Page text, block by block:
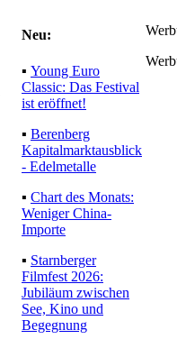
Neu:
▪ Young Euro
Classic: Das Festival
ist eröffnet!
▪ Berenberg
Kapitalmarktausblick
- Edelmetalle
▪ Chart des Monats:
Weniger China-
Importe
▪ Starnberger
Filmfest 2026:
Jubiläum zwischen
See, Kino und
Begegnung